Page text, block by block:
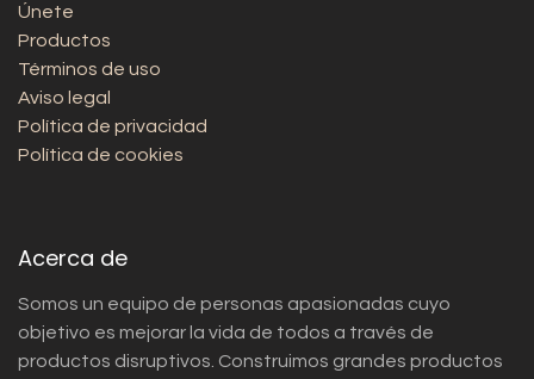
Únete
Productos
Términos de uso
Aviso legal
Política de privacidad
Política de cookies
Acerca de
Somos un equipo de personas apasionadas cuyo
objetivo es mejorar la vida de todos a través de
productos disruptivos. Construimos grandes productos